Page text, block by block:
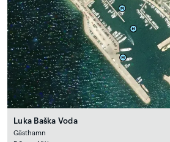
Luka Baška Voda
Gästhamn